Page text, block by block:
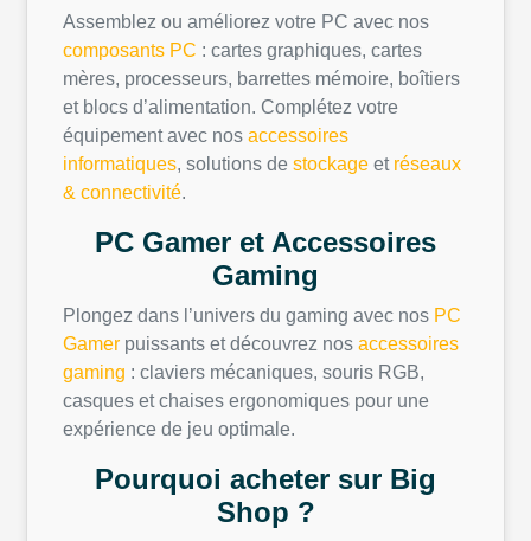
Assemblez ou améliorez votre PC avec nos
composants PC : cartes graphiques, cartes
mères, processeurs, barrettes mémoire, boîtiers
et blocs d’alimentation. Complétez votre
équipement avec nos accessoires
informatiques, solutions de stockage etréseaux
& connectivité.
PC Gamer et Accessoires
Gaming
Plongez dans l’univers du gaming avec nos PC
Gamer puissants et découvrez nos accessoires
gaming : claviers mécaniques, souris RGB,
casques et chaises ergonomiques pour une
expérience de jeu optimale.
Pourquoi acheter sur Big
Shop ?